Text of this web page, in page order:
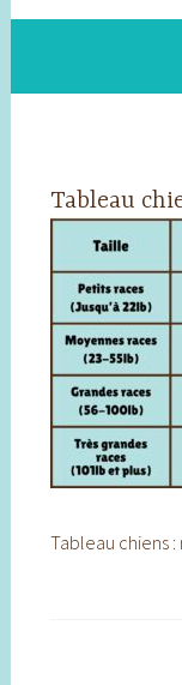
Tableau
Tableau chiens :